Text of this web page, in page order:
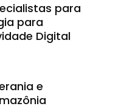
para
para
Digital
e